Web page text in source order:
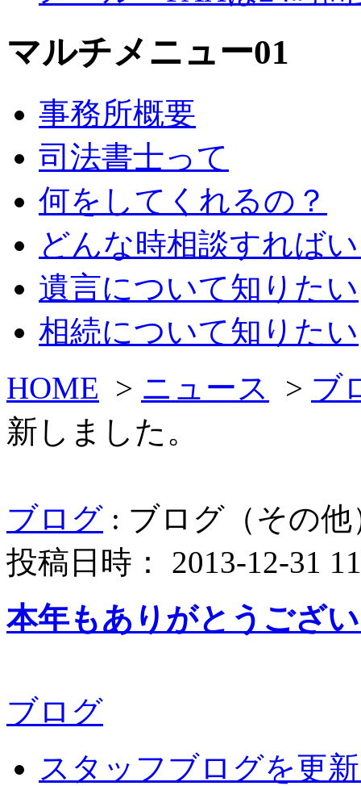
マルチメニュー01
事務所概要
司法書士って
何をしてくれるの？
どんな時相談すれば
遺言について知りたい
相続について知りたい
HOME > ニュース > ブ
新しました。
ブログ : ブログ（その
投稿日時： 2013-12-31
本年もありがとうござ
ブログ
スタッフブログを更